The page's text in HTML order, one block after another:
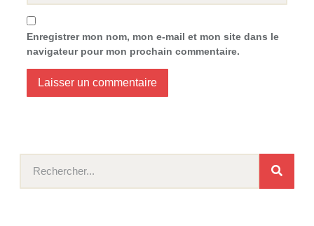
Enregistrer mon nom, mon e-mail et mon site dans le
navigateur pour mon prochain commentaire.